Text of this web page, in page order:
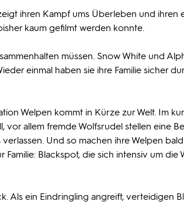
ihren Kampf ums Überleben und ihren
kaum gefilmt werden konnte.
müssen. Snow White und
einmal haben sie ihre Familie sicher
Welpen kommt in Kürze zur Welt. Im
vor allem fremde Wolfsrudel stellen eine
Und so machen ihre Welpen
Blackspot, die sich intensiv um die
Als ein Eindringling angreift, verteidigen